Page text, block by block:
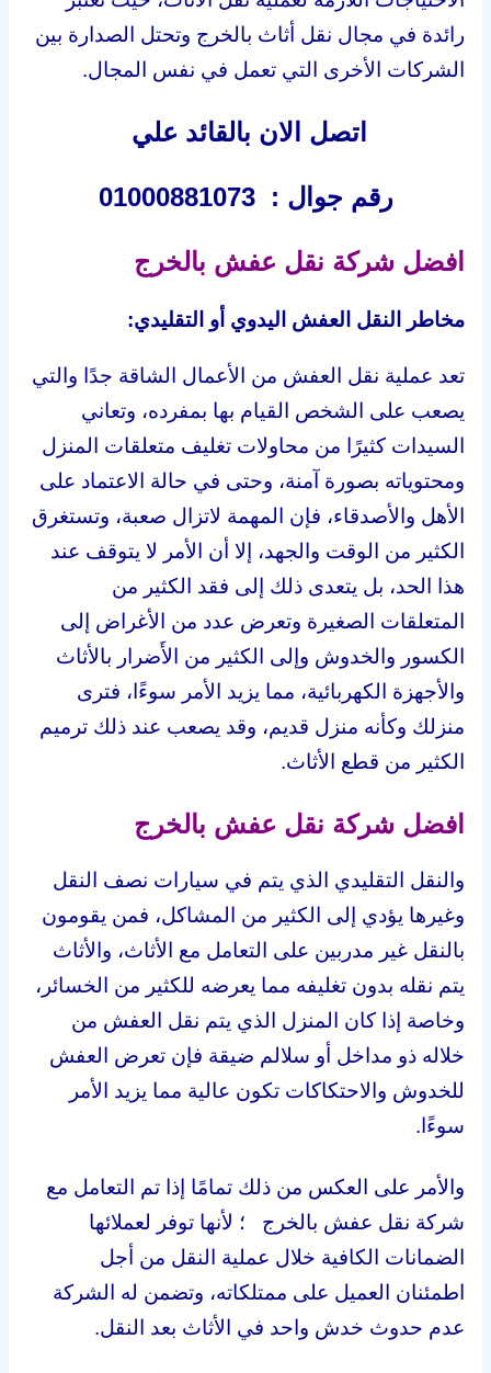
رائدة في مجال نقل أثاث بالخرج وتحتل الصدارة بين
الشركات الأخرى التي تعمل في نفس المجال.
اتصل الان بالقائد علي
رقم جوال : 01000881073
افضل شركة نقل عفش بالخرج
مخاطر النقل العفش اليدوي أو التقليدي:
تعد عملية نقل العفش من الأعمال الشاقة جدًا والتي
يصعب على الشخص القيام بها بمفرده، وتعاني
السيدات كثيرًا من محاولات تغليف متعلقات المنزل
ومحتوياته بصورة آمنة، وحتى في حالة الاعتماد على
الأهل والأصدقاء، فإن المهمة لاتزال صعبة، وتستغرق
الكثير من الوقت والجهد، إلا أن الأمر لا يتوقف عند
هذا الحد، بل يتعدى ذلك إلى فقد الكثير من
المتعلقات الصغيرة وتعرض عدد من الأغراض إلى
الكسور والخدوش وإلى الكثير من الأَضرار بالأثاث
والأجهزة الكهربائية، مما يزيد الأمر سوءًا، فترى
منزلك وكأنه منزل قديم، وقد يصعب عند ذلك ترميم
الكثير من قطع الأثاث.
افضل شركة نقل عفش بالخرج
والنقل التقليدي الذي يتم في سيارات نصف النقل
وغيرها يؤدي إلى الكثير من المشاكل، فمن يقومون
بالنقل غير مدربين على التعامل مع الأثاث، والأثاث
يتم نقله بدون تغليفه مما يعرضه للكثير من الخسائر،
وخاصة إذا كان المنزل الذي يتم نقل العفش من
خلاله ذو مداخل أو سلالم ضيقة فإن تعرض العفش
للخدوش والاحتكاكات تكون عالية مما يزيد الأمر
سوءًا.
والأمر على العكس من ذلك تمامًا إذا تم التعامل مع
شركة نقل عفش بالخرج ؛ لأنها توفر لعملائها
الضمانات الكافية خلال عملية النقل من أجل
اطمئنان العميل على ممتلكاته، وتضمن له الشركة
عدم حدوث خدش واحد في الأثاث بعد النقل.